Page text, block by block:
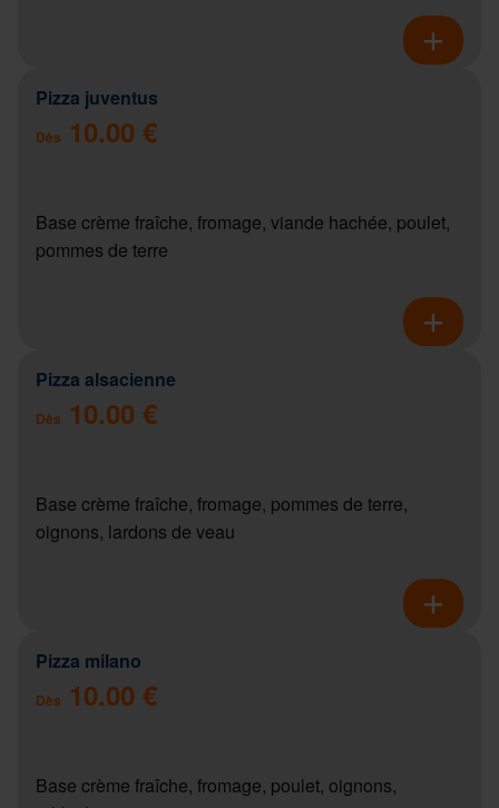
Pizza juventus
Dès 10.00 €
Base crème fraîche, fromage, viande hachée, poulet,
pommes de terre
Pizza alsacienne
Dès 10.00 €
Base crème fraîche, fromage, pommes de terre,
oignons, lardons de veau
Pizza milano
Dès 10.00 €
Base crème fraîche, fromage, poulet, oignons,